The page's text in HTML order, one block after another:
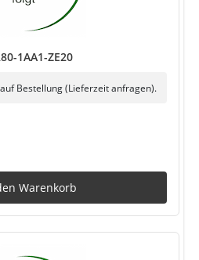
1AA1-ZE20
Bestellung (Lieferzeit anfragen).
Warenkorb